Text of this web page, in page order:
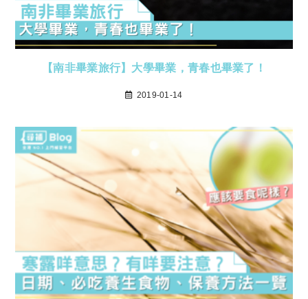
【南非畢業旅行】大學畢業，青春也畢業了！
2019-01-14